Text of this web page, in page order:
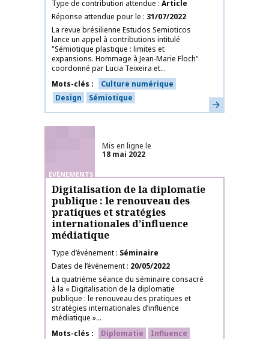
Type de contribution attendue Article
Réponse attendue pour le
31/07/2022
La revue brésilienne Estudos Semioticos
lance un appel à contributions intitulé
"Sémiotique plastique : limites et
expansions. Hommage à Jean-Marie Floch"
coordonné par Lucia Teixeira et...
Mots-clés
Culture numérique
Design
Sémiotique En savoir plus
ÉVÉNEMENTS
Mis en ligne le
18 mai 2022
Digitalisation de la diplomatie
publique : le renouveau des
pratiques et stratégies
internationales d’influence
médiatique
Type d’événement Séminaire
Dates de l’événement 20/05/2022
La quatrième séance du séminaire consacré
à la « Digitalisation de la diplomatie
publique : le renouveau des pratiques et
stratégies internationales d’influence
médiatique »...
Mots-clés
Diplomatie
Influence